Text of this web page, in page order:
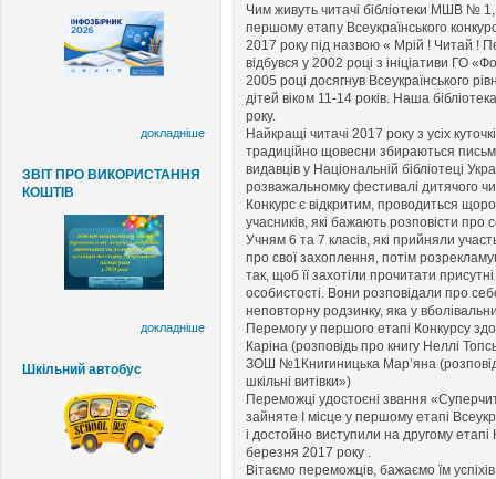
докладніше
ЗВІТ ПРО ВИКОРИСТАННЯ
КОШТІВ
докладніше
Шкільний автобус
Чим живуть читачі бібліотеки МШВ №
першому етапу Всеукраїнського
2017 року під назвою « Мрій ! Читай !
відбувся у 2002 році з ініціативи ГО
2005 році досягнув Всеукраїнського
дітей віком 11-14 років. Наша
року.
Найкращі читачі 2017 року з усіх
традиційно щовесни збираються
видавців у Національній бібліотеці
розважальномку фестивалі дитячого
Конкурс є відкритим, проводиться
учасників, які бажають розповісти про
Учням 6 та 7 класів, які прийняли
про свої захоплення, потім
так, щоб її захотіли прочитати
особистості. Вони розповідали про
неповторну родзинку, яка у
Перемогу у першого етапі Конкурсу
Каріна (розповідь про книгу Неллі
ЗОШ №1Книгиницька Мар’яна
шкільні витівки»)
Переможці удостоєні звання
зайняте I місце у першому етапі
і достойно виступили на другому етапі
березня 2017 року .
Вітаємо переможців, бажаємо їм